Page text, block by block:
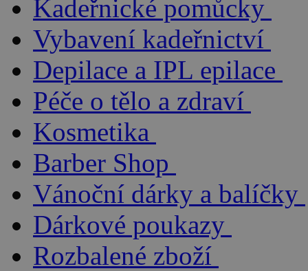
Kadeřnické pomůcky
Vybavení kadeřnictví
Depilace a IPL epilace
Péče o tělo a zdraví
Kosmetika
Barber Shop
Vánoční dárky a balíčky
Dárkové poukazy
Rozbalené zboží